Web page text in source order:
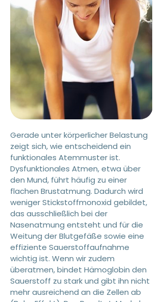
Gerade unter körperlicher Belastung
zeigt sich, wie entscheidend ein
funktionales Atemmuster ist.
Dysfunktionales Atmen, etwa über
den Mund, führt häufig zu einer
flachen Brustatmung. Dadurch wird
weniger Stickstoffmonoxid gebildet,
das ausschließlich bei der
Nasenatmung entsteht und für die
Weitung der Blutgefäße sowie eine
effiziente Sauerstoffaufnahme
wichtig ist. Wenn wir zudem
überatmen, bindet Hämoglobin den
Sauerstoff zu stark und gibt ihn nicht
mehr ausreichend an die Zellen ab